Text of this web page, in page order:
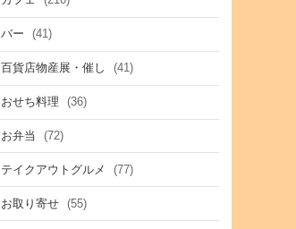
バー (41)
百貨店物産展・催し (41)
おせち料理 (36)
お弁当 (72)
テイクアウトグルメ (77)
お取り寄せ (55)